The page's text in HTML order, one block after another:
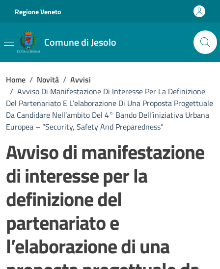
Regione Veneto
Comune di Jesolo
Home / Novità / Avvisi
/ Avviso Di Manifestazione Di Interesse Per La Definizione
Del Partenariato E L’elaborazione Di Una Proposta Progettuale
Da Candidare Nell’ambito Del 4° Bando Dell’iniziativa Urbana
Europea – “Security, Safety And Preparedness”
Avviso di manifestazione
di interesse per la
definizione del
partenariato e
l’elaborazione di una